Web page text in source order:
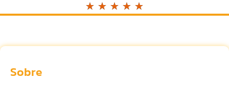
☆ ☆ ☆ ☆ ☆
Sobre